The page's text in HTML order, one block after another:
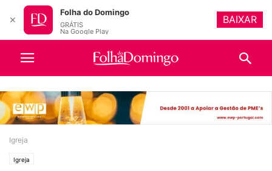
Igreja
Igreja
✕
Folha do Domingo
GRÁTIS
Na Google Play
BAIXAR